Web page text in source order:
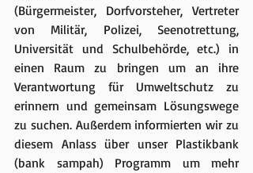
(Bürgermeister, Dorfvorsteher, Vertreter
von Militär, Polizei, Seenotrettung,
Universität und Schulbehörde, etc.) in
einen Raum zu bringen um an ihre
Verantwortung für Umweltschutz zu
erinnern und gemeinsam Lösungswege
zu suchen. Außerdem informierten wir zu
diesem Anlass über unser Plastikbank
(bank sampah) Programm um mehr